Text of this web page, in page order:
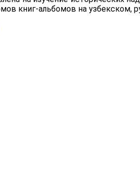
книг-альбомов на узбекском,